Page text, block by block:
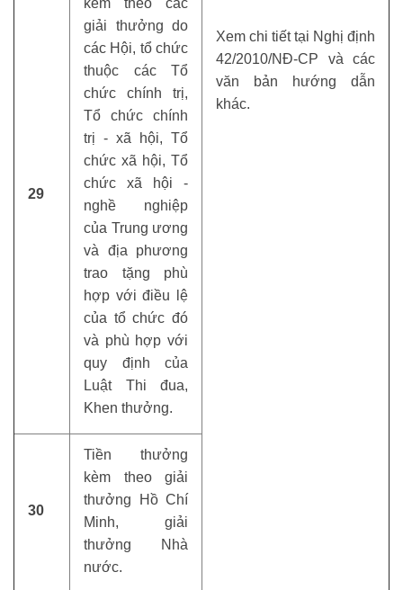
Xem chi tiết tại Nghị định
42/2010/NĐ-CP và các
văn bản hướng dẫn
khác.
29
kèm theo các
giải thưởng do
các Hội, tổ chức
thuộc các Tổ
chức chính trị,
Tổ chức chính
trị - xã hội, Tổ
chức xã hội, Tổ
chức xã hội -
nghề nghiệp
của Trung ương
và địa phương
trao tặng phù
hợp với điều lệ
của tổ chức đó
và phù hợp với
quy định của
Luật Thi đua,
Khen thưởng.
30
Tiền thưởng
kèm theo giải
thưởng Hồ Chí
Minh, giải
thưởng Nhà
nước.